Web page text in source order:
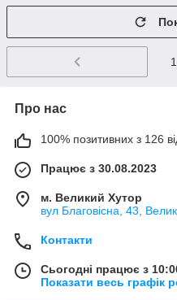
1
Про нас
100% позитивних з 126
Працює з 30.08.2023
м. Великий Хутор
вул Благовісна, 43,
Контакти
Сьогодні працює з
Показати весь графік